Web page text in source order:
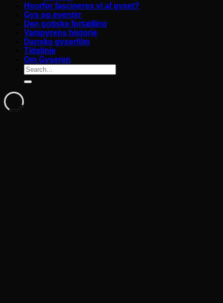
Hvorfor fascineres vi af gyset?
Gys og eventyr
Den gotiske fortælling
Vampyrens historie
Danske gyserfilm
Tidslinje
Om Gyseren